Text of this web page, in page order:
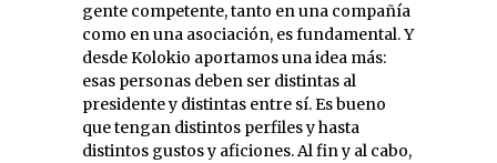
gente competente, tanto en una compañía
como en una asociación, es fundamental. Y
desde Kolokio aportamos una idea más:
esas personas deben ser distintas al
presidente y distintas entre sí. Es bueno
que tengan distintos perfiles y hasta
distintos gustos y aficiones. Al fin y al cabo,